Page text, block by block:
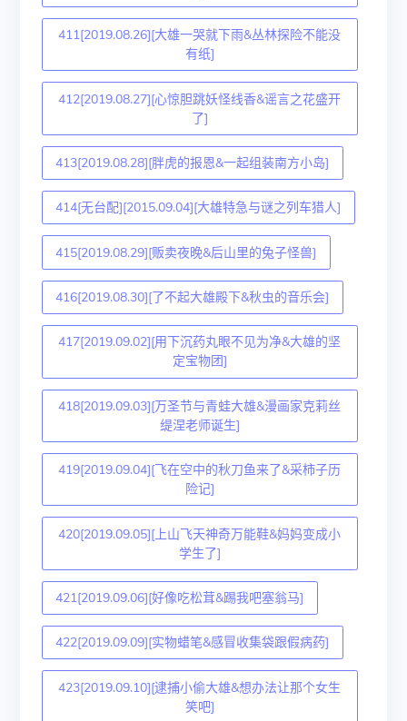
411[2019.08.26][大雄一哭就下雨&丛林探险不能没
有纸]
412[2019.08.27][心惊胆跳妖怪线香&谣言之花盛开
了]
413[2019.08.28][胖虎的报恩&一起组装南方小岛]
414[无台配][2015.09.04][大雄特急与谜之列车猎人]
415[2019.08.29][贩卖夜晚&后山里的兔子怪兽]
416[2019.08.30][了不起大雄殿下&秋虫的音乐会]
417[2019.09.02][用下沉药丸眼不见为净&大雄的坚
定宝物团]
418[2019.09.03][万圣节与青蛙大雄&漫画家克莉丝
缇涅老师诞生]
419[2019.09.04][飞在空中的秋刀鱼来了&采柿子历
险记]
420[2019.09.05][上山飞天神奇万能鞋&妈妈变成小
学生了]
421[2019.09.06][好像吃松茸&踢我吧塞翁马]
422[2019.09.09][实物蜡笔&感冒收集袋跟假病药]
423[2019.09.10][逮捕小偷大雄&想办法让那个女生
笑吧]